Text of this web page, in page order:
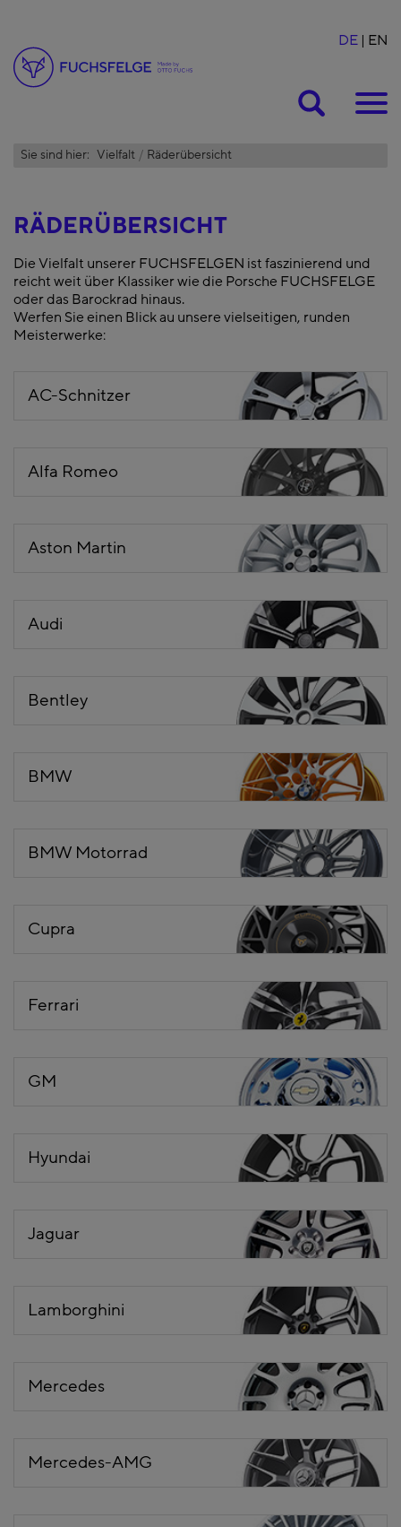
DE EN
Sie sind hier: Vielfalt Räderübersicht
RÄDERÜBERSICHT
Die Vielfalt unserer FUCHSFELGEN ist faszinierend und
reicht weit über Klassiker wie die Porsche FUCHSFELGE
oder das Barockrad hinaus.
Werfen Sie einen Blick au unsere vielseitigen, runden
Meisterwerke:
AC-Schnitzer
Alfa Romeo
Aston Martin
Audi
Bentley
BMW
BMW Motorrad
Cupra
Ferrari
GM
Hyundai
Jaguar
Lamborghini
Mercedes
Mercedes-AMG